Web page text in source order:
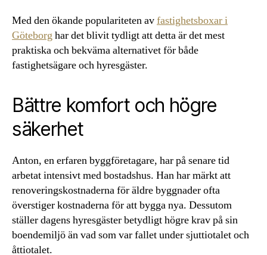
Med den ökande populariteten avfastighetsboxar i
Göteborghar det blivit tydligt att detta är det mest
praktiska och bekväma alternativet för både
fastighetsägare och hyresgäster.
Bättre komfort och högre
säkerhet
Anton, en erfaren byggföretagare, har på senare tid
arbetat intensivt med bostadshus. Han har märkt att
renoveringskostnaderna för äldre byggnader ofta
överstiger kostnaderna för att bygga nya. Dessutom
ställer dagens hyresgäster betydligt högre krav på sin
boendemiljö än vad som var fallet under sjuttiotalet och
åttiotalet.